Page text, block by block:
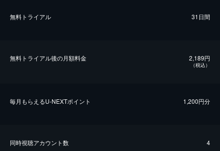
無料トライアル 31日間
無料トライアル後の⽉額料金 2,189円
（税込）
毎⽉もらえるU-NEXTポイント 1,200円分
同時視聴アカウント数 4